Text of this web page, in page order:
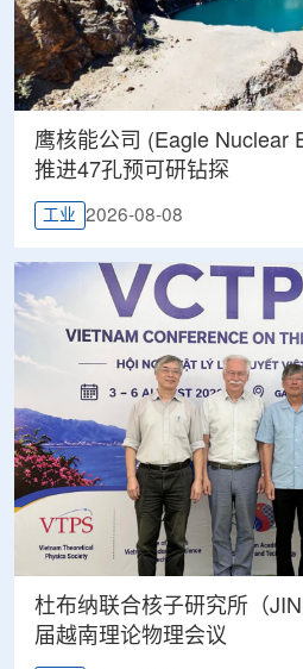
鹰核能公司 (Eagle Nuclear
推进47孔预可研钻探
工业 2026-08-08
杜布纳联合核子研究所（
届越南理论物理会议